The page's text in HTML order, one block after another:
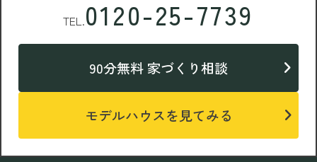
TEL.0120-25-7739
90分無料 家づくり相談
モデルハウスを見てみる